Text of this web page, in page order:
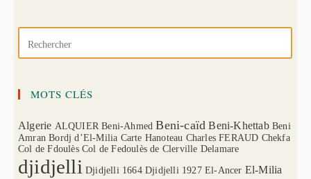
MOTS CLÉS
Algerie ALQUIER Beni-Ahmed Beni-caïd Beni-Khettab Beni
Amran Bordj d’El-Milia Carte Hanoteau Charles FERAUD Chekfa
Col de Fdoulès Col de Fedoulès de Clerville Delamare
djidjelli Djidjelli 1664 Djidjelli 1927 El-Ancer El-Milia